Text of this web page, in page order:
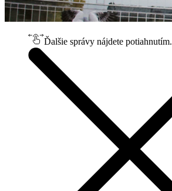
Ďalšie správy nájdete potiahnutím.